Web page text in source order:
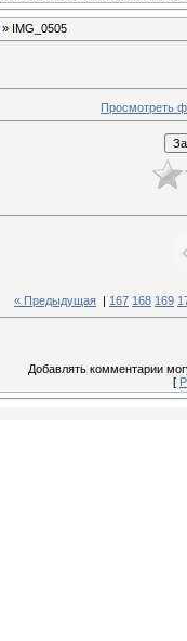
» IMG_0505
Просмотреть
« Предыдущая 167 168 169
Добавлять комментарии
[